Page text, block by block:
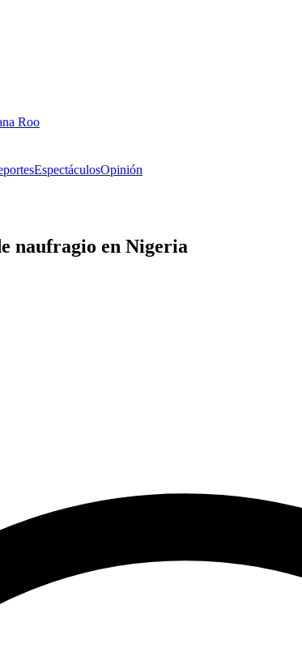
Roo
EspectáculosOpinión
naufragio en Nigeria